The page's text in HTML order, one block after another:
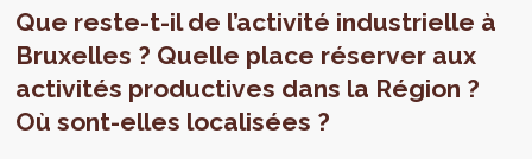
Que reste-t-il de l’activité industrielle à
Bruxelles ? Quelle place réserver aux
activités productives dans la Région ?
Où sont-elles localisées ?